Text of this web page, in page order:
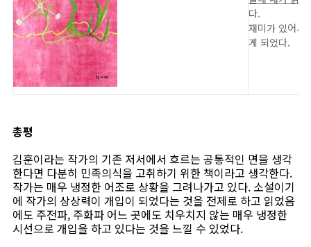
다.
재미가 있어서
게 되었다.
총평
김훈이라는 작가의 기존 저서에서 흐르는 공통적인 면을 생각
한다면 다분히 민족의식을 고취하기 위한 책이라고 생각한다.
작가는 매우 냉정한 어조로 상황을 그려나가고 있다. 소설이기
에 작가의 상상력이 개입이 되었다는 것을 전제로 하고 읽었음
에도 주전파, 주화파 어느 곳에도 치우치지 않는 매우 냉정한
시선으로 개입을 하고 있다는 것을 느낄 수 있었다.